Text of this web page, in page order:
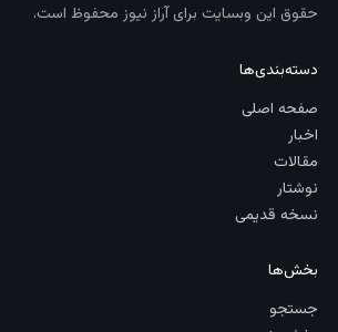
حقوق این وبسایت برای آراز نیوز محفوظ است.
دسته‌بندی‌ها
صفحه اصلی
اخبار
مقالات
نوشتار
نسخه قدیمی
بخش‌ها
جستجو